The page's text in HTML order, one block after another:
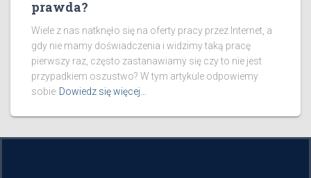
prawda?
Wiele z nas natknęło się na oferty pracy przez Internet, a
gdy nie mamy doświadczenia i widzimy taką pracę
pierwszy raz, często zastanawiamy się czy to nie jest
przypadkiem oszustwo? W tym artykule odpowiemy
sobie Dowiedz się więcej…